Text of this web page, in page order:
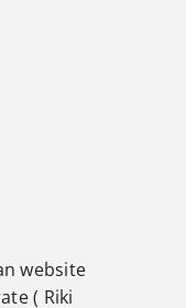
website
( Riki